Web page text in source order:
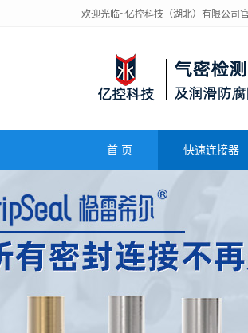
欢迎光临~亿控科技（湖北）有限公司官
首 页 快速连接器